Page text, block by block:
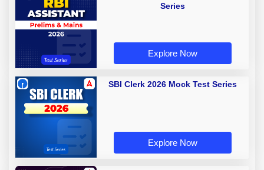
Series
Explore Now
SBI Clerk 2026 Mock Test Series
Explore Now